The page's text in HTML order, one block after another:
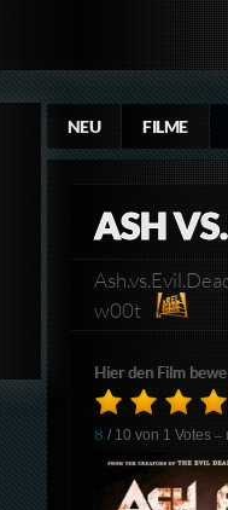
NEU FILME
ASH
w00t
Hier den Film
8 / 10 von 1 Votes –